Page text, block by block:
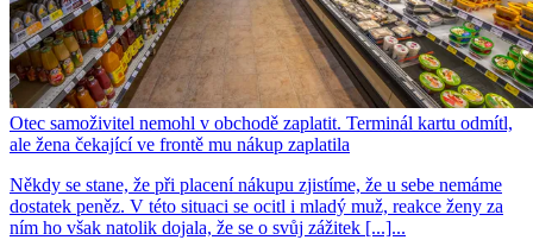
Otec samoživitel nemohl v obchodě zaplatit. Terminál kartu odmítl,
ale žena čekající ve frontě mu nákup zaplatila
Někdy se stane, že při placení nákupu zjistíme, že u sebe nemáme
dostatek peněz. V této situaci se ocitl i mladý muž, reakce ženy za
ním ho však natolik dojala, že se o svůj zážitek [...]...